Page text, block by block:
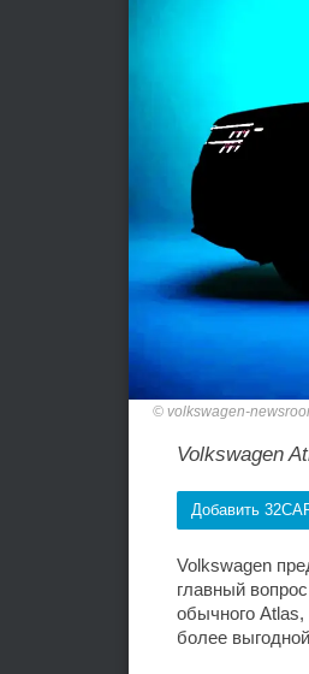
volkswagen-
Volkswagen
Добавить
Volkswagen
главный
обычного
более